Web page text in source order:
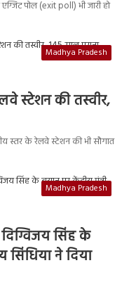
पोल (exit poll) भी जारी हो
Madhya Pradesh
स्‍टेशन की तस्‍वीर,
स्तर के रेलवे स्टेशन की भी सौगात
Madhya Pradesh
दिग्विजय सिंह के
सिंधिया ने दिया